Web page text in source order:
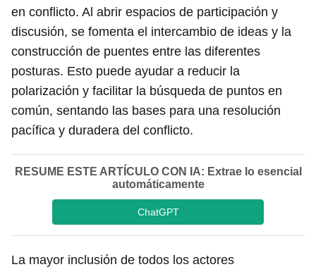
en conflicto. Al abrir espacios de participación y
discusión, se fomenta el intercambio de ideas y la
construcción de puentes entre las diferentes
posturas. Esto puede ayudar a reducir la
polarización y facilitar la búsqueda de puntos en
común, sentando las bases para una resolución
pacífica y duradera del conflicto.
RESUME ESTE ARTÍCULO CON IA: Extrae lo esencial
automáticamente
ChatGPT
La mayor inclusión de todos los actores